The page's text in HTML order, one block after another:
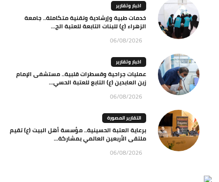
اخبار وتقارير
خدمات طبية وإرشادية وتقنية متكاملة.. جامعة
الزهراء (ع) للبنات التابعة للعتبة الح...
06/08/2026
اخبار وتقارير
عمليات جراحية وقسطرات قلبية.. مستشفى الإمام
زين العابدين (ع) التابع للعتبة الحسي...
06/08/2026
التقارير المصورة
برعاية العتبة الحسينية.. مؤسسة أهل البيت (ع) تقيم
ملتقى الأربعين العالمي بمشاركة...
06/08/2026